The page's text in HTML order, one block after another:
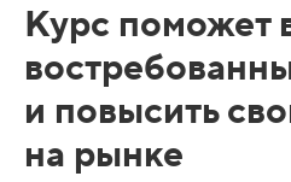
Курс поможет
и повысить
на рынке